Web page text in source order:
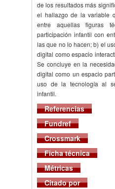
de los resultados más
el hallazgo de la variable
entre aquellas figuras
participación infantil con
las que no lo hacen; b) el
digital como espacio
Se concluye en la
digital como un espacio
uso de la tecnología al
infantil.
Referencias
Fundref
Crossmark
Ficha técnica
Métricas
Citado por